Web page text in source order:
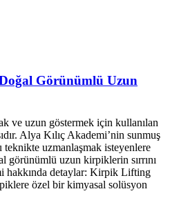
Görünümlü Uzun
ve uzun göstermek için kullanılan
Alya Kılıç Akademi’nin sunmuş
uzmanlaşmak isteyenlere
görünümlü uzun kirpiklerin sırrını
hakkında detaylar: Kirpik Lifting
özel bir kimyasal solüsyon